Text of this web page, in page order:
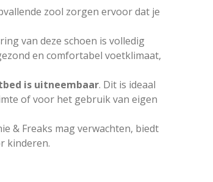
zool zorgen ervoor dat je
van deze schoen is volledig
en comfortabel voetklimaat,
is uitneembaar. Dit is ideaal
of voor het gebruik van eigen
& Freaks mag verwachten, biedt
kinderen.